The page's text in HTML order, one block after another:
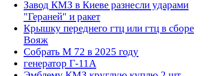
Завод КМЗ в Киеве разнесли ударами
"Гераней" и ракет
Крышку переднего гтц или гтц в сборе
Вояж
Собрать М 72 в 2025 году
генератор Г-11А